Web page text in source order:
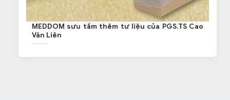
MEDDOM sưu tầm thêm tư liệu của PGS.TS Cao
Văn Liên